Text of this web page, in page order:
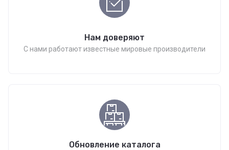
Нам доверяют
С нами работают известные мировые производители
Обновление каталога